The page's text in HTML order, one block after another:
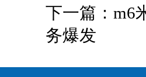
下一篇： m6
务爆发